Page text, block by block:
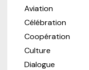
Aviation
Célébration
Coopération
Culture
Dialogue